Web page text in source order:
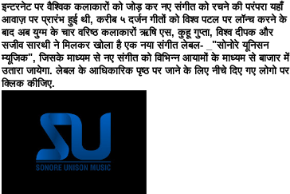
इन्टरनेट पर वैश्विक कलाकारों को जोड़ कर नए संगीत को रचने की परंपरा यहाँ
आवाज़ पर प्रारंभ हुई थी, करीब ५ दर्जन गीतों को विश्व पटल पर लॉन्च करने के
बाद अब युग्म के चार वरिष्ठ कलाकारों ऋषि एस, कुहू गुप्ता, विश्व दीपक और
सजीव सारथी ने मिलकर खोला है एक नया संगीत लेबल- _"सोनोरे यूनिसन
म्यूजिक", जिसके माध्यम से नए संगीत को विभिन्न आयामों के माध्यम से बाजार में
उतारा जायेगा. लेबल के आधिकारिक पृष्ठ पर जाने के लिए नीचे दिए गए लोगो पर
क्लिक कीजिए.